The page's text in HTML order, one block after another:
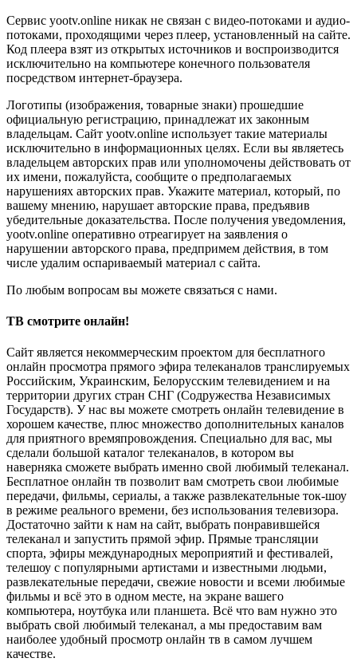
Сервис yootv.online никак не связан с видео-потоками и аудио-
потоками, проходящими через плеер, установленный на сайте.
Код плеера взят из открытых источников и воспроизводится
исключительно на компьютере конечного пользователя
посредством интернет-браузера.
Логотипы (изображения, товарные знаки) прошедшие
официальную регистрацию, принадлежат их законным
владельцам. Сайт yootv.online использует такие материалы
исключительно в информационных целях. Если вы являетесь
владельцем авторских прав или уполномочены действовать от
их имени, пожалуйста, сообщите о предполагаемых
нарушениях авторских прав. Укажите материал, который, по
вашему мнению, нарушает авторские права, предъявив
убедительные доказательства. После получения уведомления,
yootv.online оперативно отреагирует на заявления о
нарушении авторского права, предпримем действия, в том
числе удалим оспариваемый материал с сайта.
По любым вопросам вы можете связаться с нами.
ТВ смотрите онлайн!
Сайт является некоммерческим проектом для бесплатного
онлайн просмотра прямого эфира телеканалов транслируемых
Российским, Украинским, Белорусским телевидением и на
территории других стран СНГ (Содружества Независимых
Государств). У нас вы можете смотреть онлайн телевидение в
хорошем качестве, плюс множество дополнительных каналов
для приятного времяпровождения. Специально для вас, мы
сделали большой каталог телеканалов, в котором вы
наверняка сможете выбрать именно свой любимый телеканал.
Бесплатное онлайн тв позволит вам смотреть свои любимые
передачи, фильмы, сериалы, а также развлекательные ток-шоу
в режиме реального времени, без использования телевизора.
Достаточно зайти к нам на сайт, выбрать понравившейся
телеканал и запустить прямой эфир. Прямые трансляции
спорта, эфиры международных мероприятий и фестивалей,
телешоу с популярными артистами и известными людьми,
развлекательные передачи, свежие новости и всеми любимые
фильмы и всё это в одном месте, на экране вашего
компьютера, ноутбука или планшета. Всё что вам нужно это
выбрать свой любимый телеканал, а мы предоставим вам
наиболее удобный просмотр онлайн тв в самом лучшем
качестве.